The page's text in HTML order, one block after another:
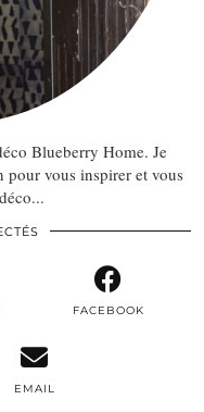
Blueberry Home. Je
pour vous inspirer et vous
FACEBOOK
EMAIL